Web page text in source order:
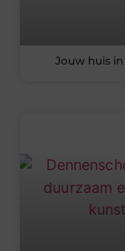
Jouw huis